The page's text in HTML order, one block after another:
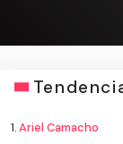
1.Ariel Camacho